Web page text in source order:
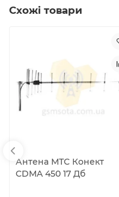
Схожі товари
Антена МТС Конект
CDMA 450 17 Дб